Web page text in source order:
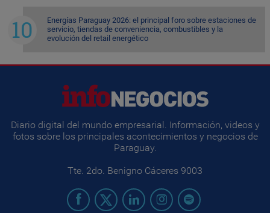
Energías Paraguay 2026: el principal foro sobre estaciones de
servicio, tiendas de conveniencia, combustibles y la
evolución del retail energético
Diario digital del mundo empresarial. Información, videos y
fotos sobre los principales acontecimientos y negocios de
Paraguay.
Tte. 2do. Benigno Cáceres 9003